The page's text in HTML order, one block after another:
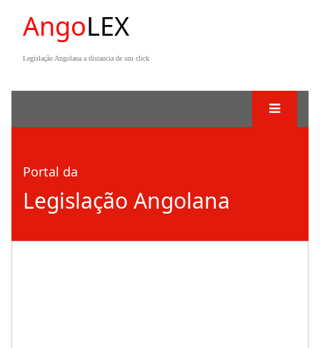
AngoLEX
Legislação Angolana a distancia de um click
Portal da
Legislação Angolana